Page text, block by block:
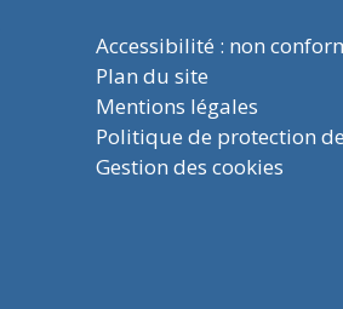
Accessibilité : non
Plan du site
Mentions légales
Politique de protection
Gestion des cookies